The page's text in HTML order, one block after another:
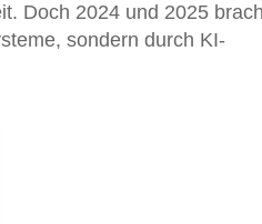
Doch 2024 und 2025
sondern durch KI-